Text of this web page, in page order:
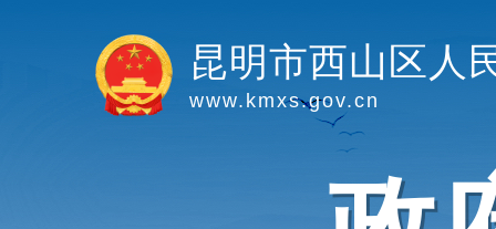
昆明市西山区人
www.kmxs.gov.cn